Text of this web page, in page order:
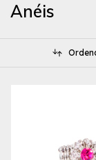
Anéis